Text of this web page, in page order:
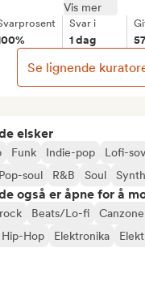
elsker
Funk Indie-pop
Lofi-
Pop-soul R&B Soul
også er åpne for å
Beats/Lo-fi
Hop
Elektronika
Vis mer
Svar i
1 dag
Se lignende